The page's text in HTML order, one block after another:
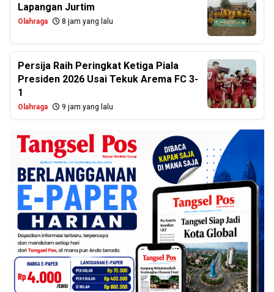
Lapangan Jurtim
Olahraga 8 jam yang lalu
Persija Raih Peringkat Ketiga Piala
Presiden 2026 Usai Tekuk Arema FC 3-
1
Olahraga 9 jam yang lalu